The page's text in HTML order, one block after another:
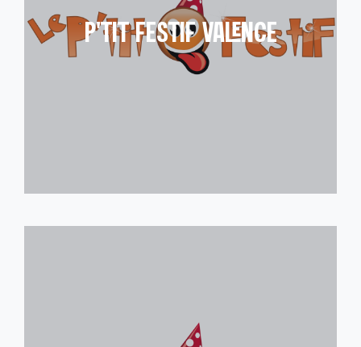
P’TIT FESTIF VALENCE